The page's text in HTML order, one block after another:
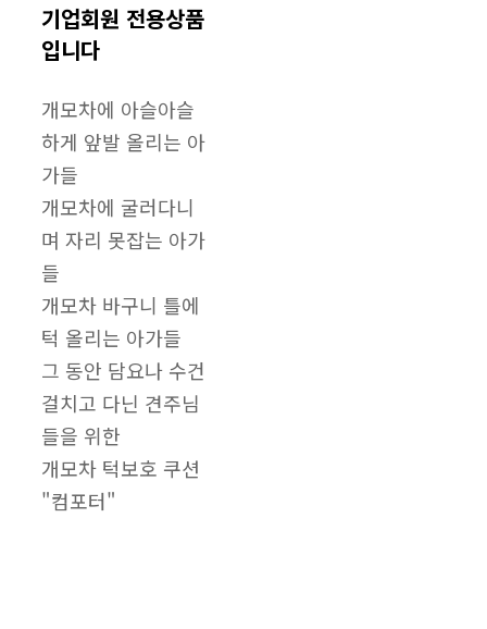
기업회원 전용상품
입니다
개모차에 아슬아슬
하게 앞발 올리는 아
가들
개모차에 굴러다니
며 자리 못잡는 아가
들
개모차 바구니 틀에
턱 올리는 아가들
그 동안 담요나 수건
걸치고 다닌 견주님
들을 위한
개모차 턱보호 쿠션
"컴포터"